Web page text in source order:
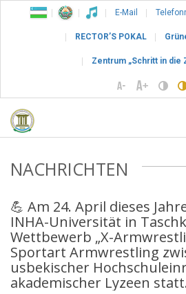
E-Mail
RECTOR’S POKAL
Zentrum „Schritt in die
NACHRICHTEN
💪 Am 24. April dieses
INHA-Universität in
Wettbewerb „X-
Sportart Armwrestling
usbekischer
akademischer Lyzeen